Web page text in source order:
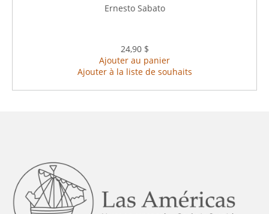
Ernesto Sabato
24,90 $
Ajouter au panier
Ajouter à la liste de souhaits